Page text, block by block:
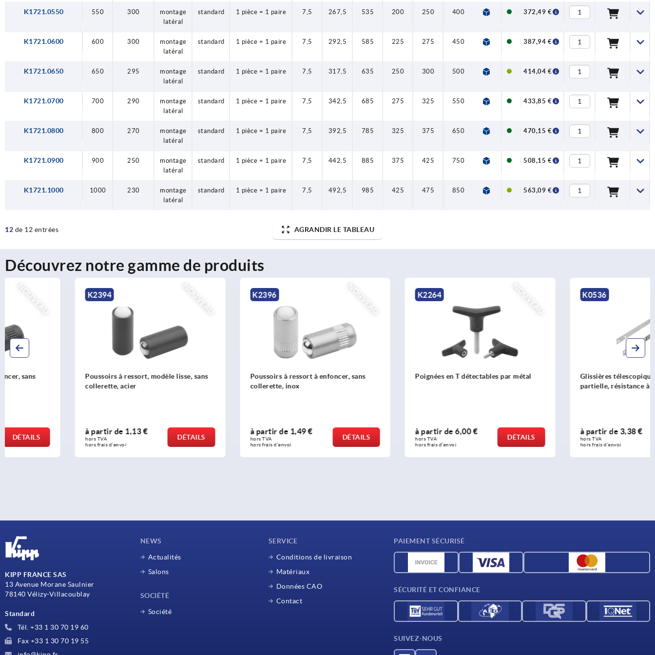
K1721.0550 550 300
montage
latéral
standard 1 pièce = 1 paire 7,5 267,5 535 200 250 400 26,5 550
372,49 €
K1721.0600 600 300
montage
latéral
standard 1 pièce = 1 paire 7,5 292,5 585 225 275 450 26,5 600
387,94 €
K1721.0650 650 295
montage
latéral
standard 1 pièce = 1 paire 7,5 317,5 635 250 300 500 26,5 650
414,04 €
K1721.0700 700 290
montage
latéral
standard 1 pièce = 1 paire 7,5 342,5 685 275 325 550 26,5 700
433,85 €
K1721.0800 800 270
montage
latéral
standard 1 pièce = 1 paire 7,5 392,5 785 325 375 650 26,5 800
470,15 €
K1721.0900 900 250
montage
latéral
standard 1 pièce = 1 paire 7,5 442,5 885 375 425 750 26,5 900
508,15 €
K1721.1000 1000 230
montage
latéral
standard 1 pièce = 1 paire 7,5 492,5 985 425 475 850 26,5 1000
563,09 €
12 de 12 entrées AGRANDIR LE TABLEAU
Découvrez notre gamme de produits
NOUVEAU
K2394
Poussoirs à ressort, modèle lisse, sans
à partir de
hors TVA
hors frais d’envoi
DÉTAILS
NOUVEAU
K2396
Poussoirs à ressort à enfoncer, sans
à partir de
hors TVA
hors frais d’envoi
DÉTAILS
NOUVEAU
K2264
Poignées en T détectables par métal
à partir de
hors TVA
hors frais d’envoi
DÉTAILS
K0536
Glissières télescopiques extension
partielle, résistance à la charge 15 kg
à partir de
hors TVA
hors frais d’envoi
DÉTAILS
KIPP FRANCE SAS
13 Avenue Morane Saulnier
78140 Vélizy-Villacoublay
Standard
Tél. +33 1 30 70 19 60
Fax +33 1 30 70 19 55
NEWS
Actualités
Salons
SOCIÉTÉ
Société
SERVICE
Conditions de livraison
Matériaux
Données CAO
Contact
PAIEMENT SÉCURISÉ
SÉCURITÉ ET CONFIANCE
SUIVEZ-NOUS